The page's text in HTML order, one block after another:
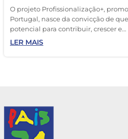
O projeto Profissionalização+,
Portugal, nasce da convicção de
potencial para contribuir, crescer e…
LER MAIS